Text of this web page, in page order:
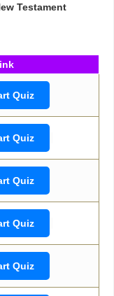
Testament
Quiz
Quiz
Quiz
Quiz
Quiz